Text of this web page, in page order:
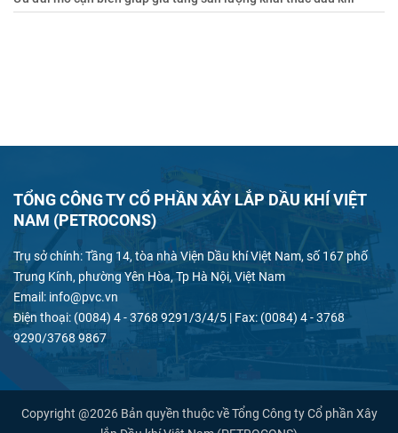
TỔNG CÔNG TY CỔ PHẦN XÂY LẮP DẦU KHÍ VIỆT
NAM (PETROCONS)
Trụ sở chính: Tầng 14, tòa nhà Viện Dầu khí Việt Nam, số 167 phố
Trung Kính, phường Yên Hòa, Tp Hà Nội, Việt Nam
Email: info@pvc.vn
Điện thoại: (0084) 4 - 3768 9291/3/4/5 | Fax: (0084) 4 - 3768
9290/3768 9867
Copyright @2026 Bản quyền thuộc về Tổng Công ty Cổ phần Xây